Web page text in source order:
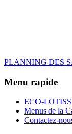
PLANNING DES
Menu rapide
ECO-
Menus de la
Contactez-